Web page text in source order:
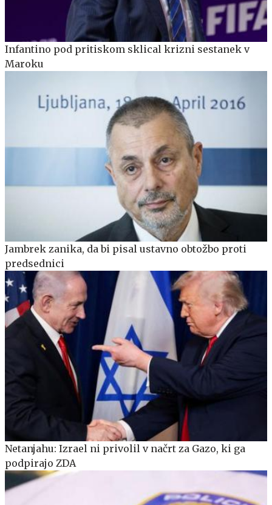
Infantino pod pritiskom sklical krizni sestanek v
Maroku
Jambrek zanika, da bi pisal ustavno obtožbo proti
predsednici
Netanjahu: Izrael ni privolil v načrt za Gazo, ki ga
podpirajo ZDA